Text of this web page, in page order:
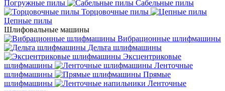
Погружные пилы
Сабельные пилы
Торцовочные пилы
Цепные пилы
Шлифовальные машины
Вибрационные шлифмашины
Дельта шлифмашины
Эксцентриковые
шлифмашины
Ленточные
шлифмашины
Прямые
шлифмашины
Ленточные